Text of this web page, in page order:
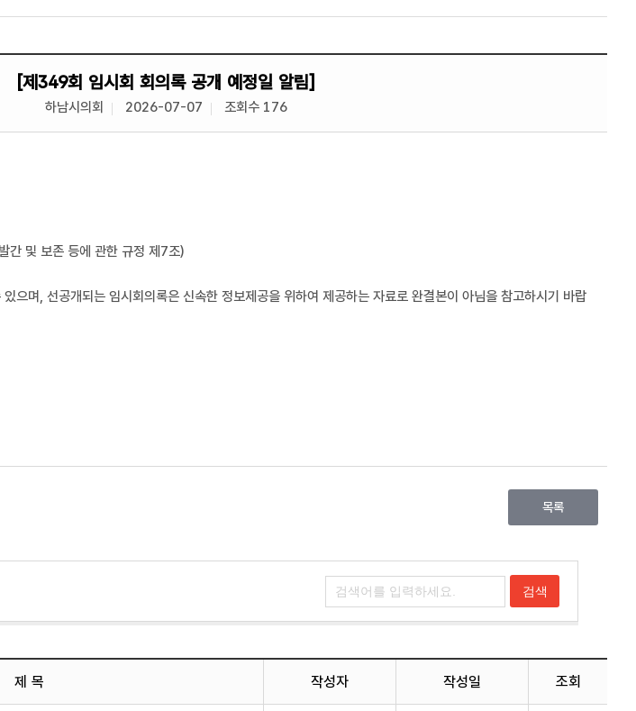
[제349회 임시회 회의록 공개 예정일 알림]
하남시의회 2026-07-07 조회수 176
및 보존 등에 관한 규정 제7조)
으며, 선공개되는 임시회의록은 신속한 정보제공을 위하여 제공하는 자료로 완결본이 아님을 참고하시기 바랍
목록
제 목 작성자 작성일 조회